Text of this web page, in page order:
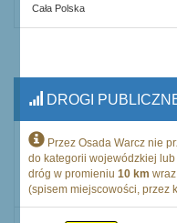
Cała Polska
DROGI
Przez Osada Warcz nie
do kategorii wojewódzkiej
dróg w promieniu 10 km
(spisem miejscowości, przez